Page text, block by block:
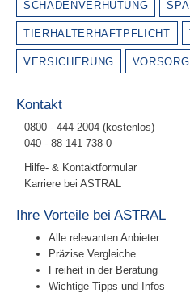
SCHADENVERHÜTUNG
TIERHALTERHAFTPFLICHT
VERSICHERUNG
Kontakt
0800 - 444 2004 (kostenlos)
040 - 88 141 738-0
Hilfe- & Kontaktformular
Karriere bei ASTRAL
Ihre Vorteile bei ASTRAL
Alle relevanten Anbieter
Präzise Vergleiche
Freiheit in der Beratung
Wichtige Tipps und Infos